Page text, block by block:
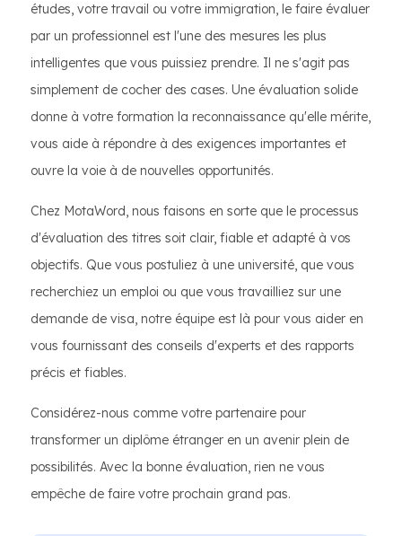
études, votre travail ou votre immigration, le faire évaluer
par un professionnel est l'une des mesures les plus
intelligentes que vous puissiez prendre. Il ne s'agit pas
simplement de cocher des cases. Une évaluation solide
donne à votre formation la reconnaissance qu'elle mérite,
vous aide à répondre à des exigences importantes et
ouvre la voie à de nouvelles opportunités.
Chez MotaWord, nous faisons en sorte que le processus
d'évaluation des titres soit clair, fiable et adapté à vos
objectifs. Que vous postuliez à une université, que vous
recherchiez un emploi ou que vous travailliez sur une
demande de visa, notre équipe est là pour vous aider en
vous fournissant des conseils d'experts et des rapports
précis et fiables.
Considérez-nous comme votre partenaire pour
transformer un diplôme étranger en un avenir plein de
possibilités. Avec la bonne évaluation, rien ne vous
empêche de faire votre prochain grand pas.